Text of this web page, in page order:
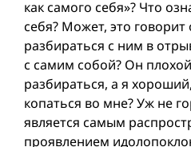
как самого себя»? Что
себя? Может, это
разбираться с ним в
с самим собой? Он
разбираться, а я
копаться во мне? Уж не
является самым
проявлением